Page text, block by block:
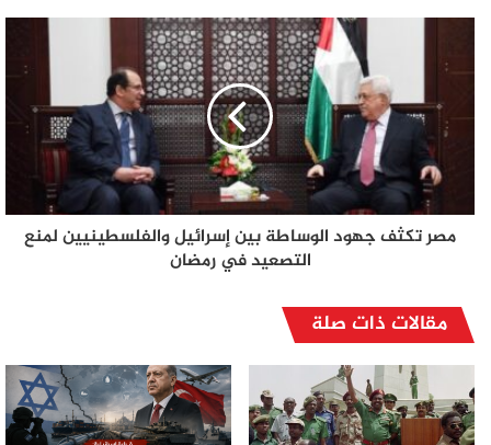
مصر تكثف جهود الوساطة بين إسرائيل والفلسطينيين لمنع
التصعيد في رمضان
مقالات ذات صلة